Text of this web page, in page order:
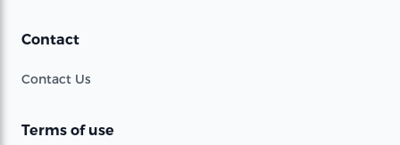
Contact
Contact Us
Terms of use